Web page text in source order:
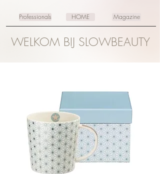
Professionals HOME Magazine
WELKOM BIJ SLOWBEAUTY